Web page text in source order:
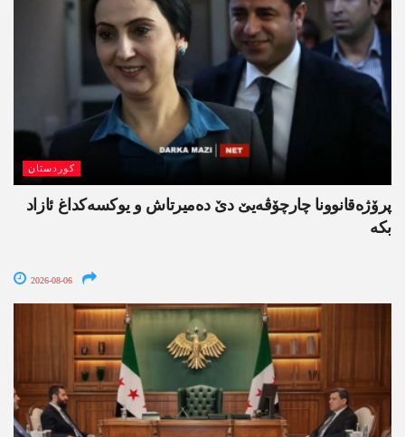
کوردستان
پرۆژەقانوونا چارچۆڤەیێ دێ دەمیرتاش و یوکسەکداغ ئازاد
بکە
2026-08-06